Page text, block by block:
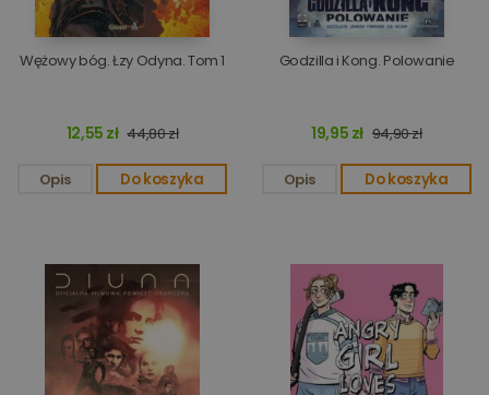
Wężowy bóg. Łzy Odyna. Tom 1
12,55 zł 44,80 zł
Opis Do koszyka
Godzilla i Kong. Polowanie
19,95 zł 94,90 zł
Opis Do koszyka